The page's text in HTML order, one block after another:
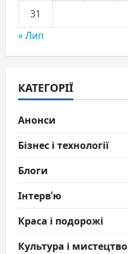
31
« Лип
КАТЕГОРІЇ
Анонси
Бізнес і технології
Блоги
Інтерв'ю
Краса і подорожі
Культура і мистецтво